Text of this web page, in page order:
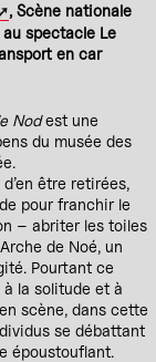
, Scène nationale
au spectacle Le
en car
Nodest une
du musée des
être retirées,
pour franchir le
– abriter les toiles
de Noé, un
Pourtant ce
la solitude et à
scène, dans cette
se débattant
époustouflant.